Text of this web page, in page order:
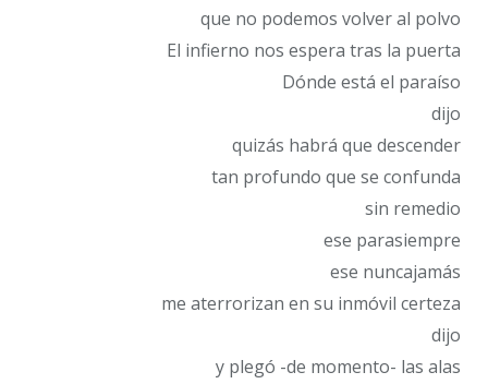
que no podemos volver al polvo
El infierno nos espera tras la puerta
Dónde está el paraíso
dijo
quizás habrá que descender
tan profundo que se confunda
sin remedio
ese parasiempre
ese nuncajamás
me aterrorizan en su inmóvil certeza
dijo
y plegó -de momento- las alas